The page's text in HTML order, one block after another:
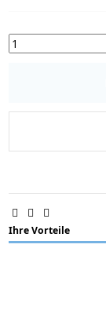
Ihre Vorteile